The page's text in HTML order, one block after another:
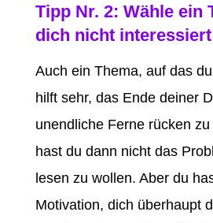
Tipp Nr. 2: Wähle ein
dich nicht interessiert
Auch ein Thema, auf das
hilft sehr, das Ende deiner
unendliche Ferne rücken
hast du dann nicht das
lesen zu wollen. Aber du
Motivation, dich überhaupt